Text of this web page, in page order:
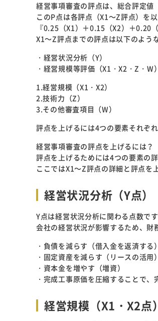
経営事項審査の評点は、総合評定値
このP点は各評点（X1～Z評点）を
『0.25（X1）＋0.15（X2）＋0.20
X1～Z評点までの評点は以下のよう
・経営状況分析（Y）
・経営規模等評価（X1・X2・Z・W）
1.経営規模（X1・X2）
2.技術力（Z）
3.その他審査項目（W）
評点を上げるには4つの要素それぞ
経営事項審査の評点を上げるには？
評点を上げるためには4つの要素の
ここではX1～Z評点の詳細と評点を
経営状況分析（Y点）
Y点は経営状況分析に関わる点数です
会社の経営状況が影響するため、財
・負債を減らす（借入金を返済する）
・固定資産を減らす（リースの活用）
・資本金を増やす（増資）
・完成工事原価を圧縮することで
経営規模（X1・X2点）